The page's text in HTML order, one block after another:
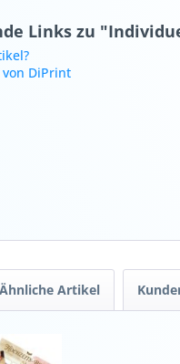
Links zu
DiPrint
Ähnliche Artikel